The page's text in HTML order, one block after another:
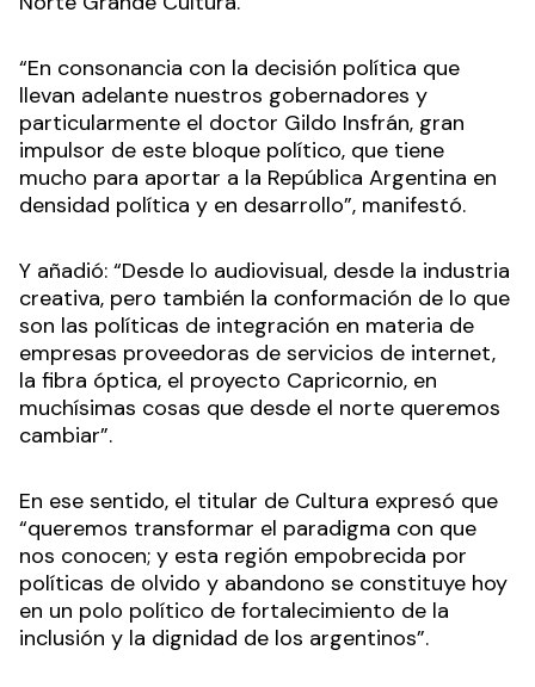
“En consonancia con la decisión política que
llevan adelante nuestros gobernadores y
particularmente el doctor Gildo Insfrán, gran
impulsor de este bloque político, que tiene
mucho para aportar a la República Argentina en
densidad política y en desarrollo”, manifestó.
Y añadió: “Desde lo audiovisual, desde la industria
creativa, pero también la conformación de lo que
son las políticas de integración en materia de
empresas proveedoras de servicios de internet,
la fibra óptica, el proyecto Capricornio, en
muchísimas cosas que desde el norte queremos
cambiar”.
En ese sentido, el titular de Cultura expresó que
“queremos transformar el paradigma con que
nos conocen; y esta región empobrecida por
políticas de olvido y abandono se constituye hoy
en un polo político de fortalecimiento de la
inclusión y la dignidad de los argentinos”.